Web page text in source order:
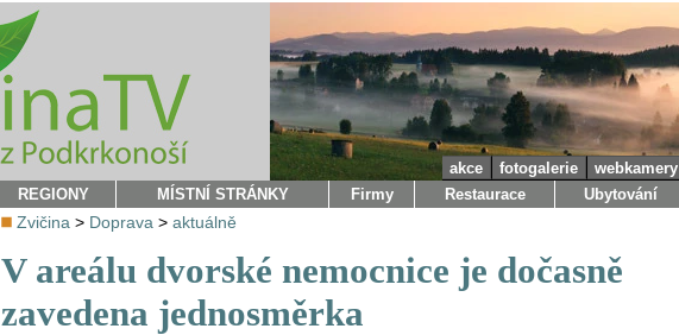
akce fotogalerie
webkamery
REGIONY
MÍSTNÍ STRÁNKY Firmy Restaurace Ubytování
Zvičina > Doprava > aktuálně
V areálu dvorské nemocnice je dočasně
zavedena jednosměrka